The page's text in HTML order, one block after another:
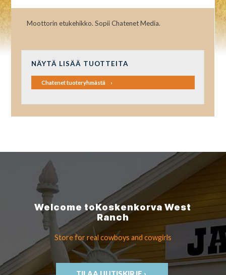
Moottorin etukehikko. Sopii Chatenet Media.
NÄYTÄ LISÄÄ TUOTTEITA
Chatenet tuoteryhmästä
Welcome toKoskenkorvaWest
Ranch
Store for real cowboys and cowgirls